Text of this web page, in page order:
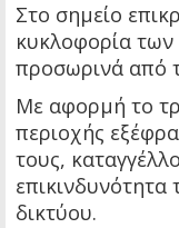
Στο σημείο
κυκλοφορία
προσωρινά από
Με αφορμή το
περιοχής
τους,
επικινδυνότητα
δικτύου.